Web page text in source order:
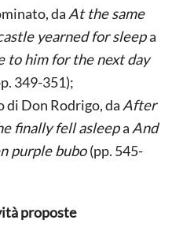
da At the same
yearned for sleepa
to him for the next day
349-351);
di Don Rodrigo, da After
finally fell asleepa And
purple bubo(pp. 545-
proposte